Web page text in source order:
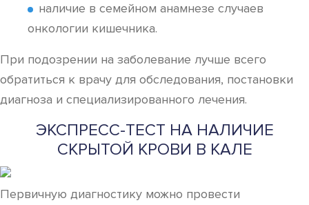
наличие в семейном анамнезе случаев
онкологии кишечника.
При подозрении на заболевание лучше всего
обратиться к врачу для обследования, постановки
диагноза и специализированного лечения.
ЭКСПРЕСС-ТЕСТ НА НАЛИЧИЕ
СКРЫТОЙ КРОВИ В КАЛЕ
Первичную диагностику можно провести